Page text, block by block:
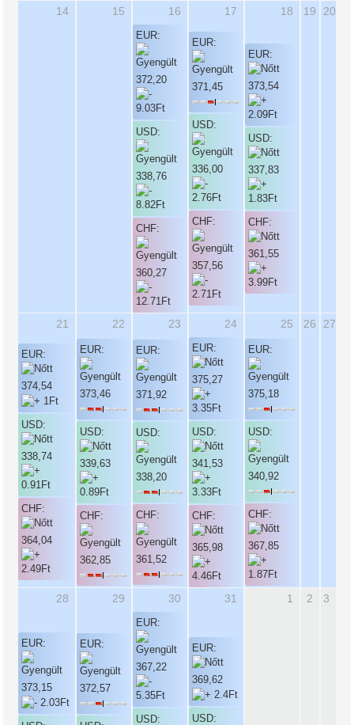
14 15 16
EUR:
372,20
USD:
338,76
CHF:
360,27
17
EUR:
371,45
USD:
336,00
CHF:
357,56
18
EUR:
373,54
USD:
337,83
CHF:
361,55
19 20
21
EUR:
374,54
USD:
338,74
CHF:
364,04
22
EUR:
373,46
USD:
339,63
CHF:
362,85
23
EUR:
371,92
USD:
338,20
CHF:
361,52
24
EUR:
375,27
USD:
341,53
CHF:
365,98
25
EUR:
375,18
USD:
340,92
CHF:
367,85
26 27
28
EUR:
373,15
29
EUR:
372,57
30
EUR:
367,22
USD:
31
EUR:
369,62
USD:
1 2 3